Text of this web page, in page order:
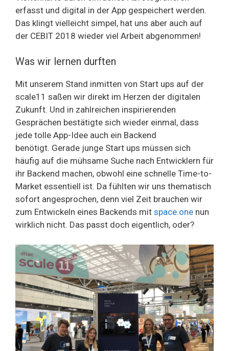
erfasst und digital in der App gespeichert werden.
Das klingt vielleicht simpel, hat uns aber auch auf
der CEBIT 2018 wieder viel Arbeit abgenommen!
Was wir lernen durften
Mit unserem Stand inmitten von Start ups auf der
scale11 saßen wir direkt im Herzen der digitalen
Zukunft. Und in zahlreichen inspirierenden
Gesprächen bestätigte sich wieder einmal, dass
jede tolle App-Idee auch ein Backend
benötigt. Gerade junge Start ups müssen sich
häufig auf die mühsame Suche nach Entwicklern für
ihr Backend machen, obwohl eine schnelle Time-to-
Market essentiell ist. Da fühlten wir uns thematisch
sofort angesprochen, denn viel Zeit brauchen wir
zum Entwickeln eines Backends mit space.one nun
wirklich nicht. Das passt doch eigentlich, oder?